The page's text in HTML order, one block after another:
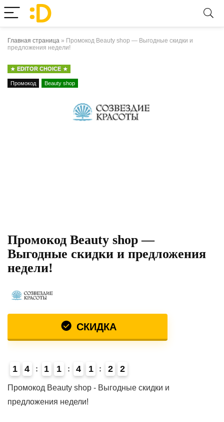
Главная страница » Промокод Beauty shop — Выгодные скидки и
предложения недели!
EDITOR CHOICE
Промокод Beauty shop
Промокод Beauty shop —
Выгодные скидки и предложения
недели!
СКИДКА
1
4
4 1 1 4 1 2 2
Промокод Beauty shop - Выгодные скидки и
предложения недели!